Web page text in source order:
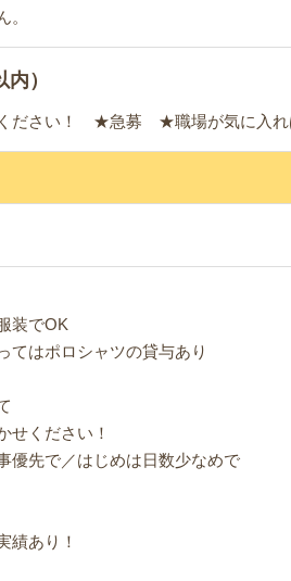
。
）
ださい！ ★急募 ★職場が気に入れ
装でOK
はポロシャツの貸与あり
ください！
先で／はじめは日数少なめで
績あり！